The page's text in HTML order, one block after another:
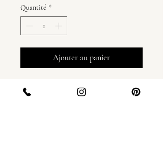
Quantité *
Ajouter au panier